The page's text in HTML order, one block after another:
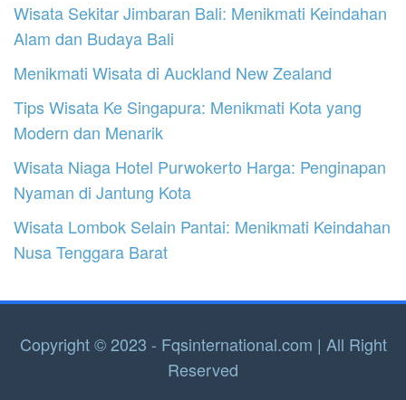
Wisata Sekitar Jimbaran Bali: Menikmati Keindahan
Alam dan Budaya Bali
Menikmati Wisata di Auckland New Zealand
Tips Wisata Ke Singapura: Menikmati Kota yang
Modern dan Menarik
Wisata Niaga Hotel Purwokerto Harga: Penginapan
Nyaman di Jantung Kota
Wisata Lombok Selain Pantai: Menikmati Keindahan
Nusa Tenggara Barat
Copyright © 2023 - Fqsinternational.com | All Right
Reserved